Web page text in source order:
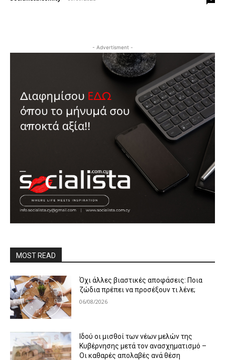
- Advertisment -
MOST READ
Όχι άλλες βιαστικές αποφάσεις: Ποια
ζώδια πρέπει να προσέξουν τι λένε;
06/08/2026
Ιδού οι μισθοί των νέων μελών της
Κυβέρνησης μετά τον ανασχηματισμό –
Οι καθαρές απολαβές ανά θέση